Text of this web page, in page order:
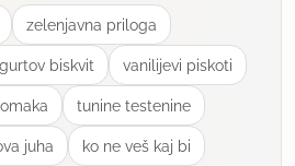
pred objavo pozabljeno :O
zelenjavna priloga
biskvit vanilijevi piskoti
tunine testenine
juha ko ne veš kaj bi